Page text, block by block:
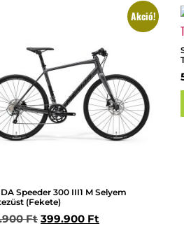
Akció!
Speeder 300 III1 M Selyem
(Fekete)
Ft 399.900 Ft